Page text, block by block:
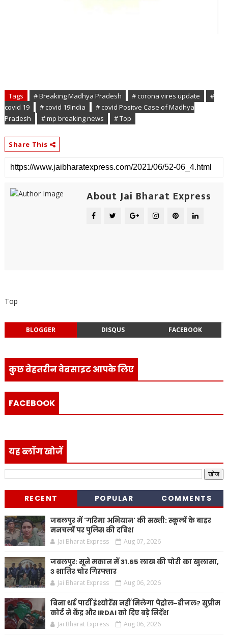
Tags # Breaking Madhya Pradesh # corona vires update
#
covid 19
# covid 19India
# covid Positve Case of Madhya
Pradesh
# mp breaking news # Top
Share This
About Jai Bharat Express
Top
BLOGGER DISQUS FACEBOOK
कुछ बेहतरीन वेबसाइट आपके लिए
FACEBOOK
यह ब्लॉग खोजें
RECENT POPULAR COMMENTS
जबलपुर में 'गरिमा अभियान' की सख्ती: स्कूलों के बाहर
मनचलों पर पुलिस की दबिश
Jai Bharat Express Aug 07, 2026
जबलपुर: सूने मकान में 31.65 लाख की चोरी का खुलासा,
3 शातिर चोर गिरफ्तार
Jai Bharat Express Aug 06, 2026
बिना थर्ड पार्टी इंश्योरेंस नहीं मिलेगा पेट्रोल-डीजल? सुप्रीम
कोर्ट ने केंद्र और IRDAI को दिए बड़े निर्देश
Jai Bharat Express Aug 06, 2026